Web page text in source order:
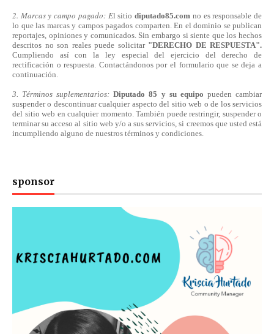
2. Marcas y campo pagado: El sitiodiputado85.com no es responsable de
lo que las marcas y campos pagados comparten. En el dominio se publican
reportajes, opiniones y comunicados. Sin embargo si siente que los hechos
descritos no son reales puede solicitar "DERECHO DE RESPUESTA".
Cumpliendo asícon la ley especial del ejercicio del derecho de
rectificación o respuesta. Contactándonospor el formulario que se deja a
continuación.
3. Términos suplementarios:Diputado 85 y su equipo pueden cambiar
suspender o descontinuar cualquier aspecto del sitio web o de los servicios
del sitio web en cualquier momento. También puede restringir, suspender o
terminar su acceso al sitio web y/o a sus servicios, si creemos que usted está
incumpliendo alguno de nuestros términos y condiciones.
sponsor